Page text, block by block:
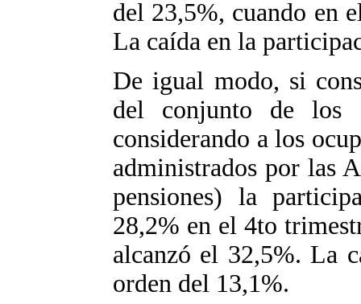
del 23,5%, cuando en
La caída en la
De igual modo, si
del conjunto de los
considerando a los
administrados por las
pensiones) la
28,2% en el 4to
alcanzó el 32,5%. La
orden del 13,1%.